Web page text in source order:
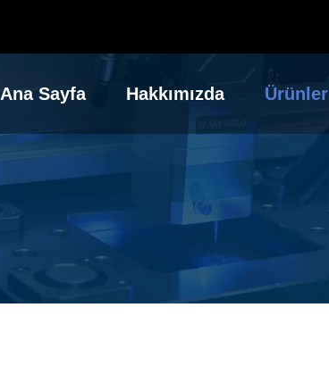
Ana Sayfa Hakkımızda Ürünler